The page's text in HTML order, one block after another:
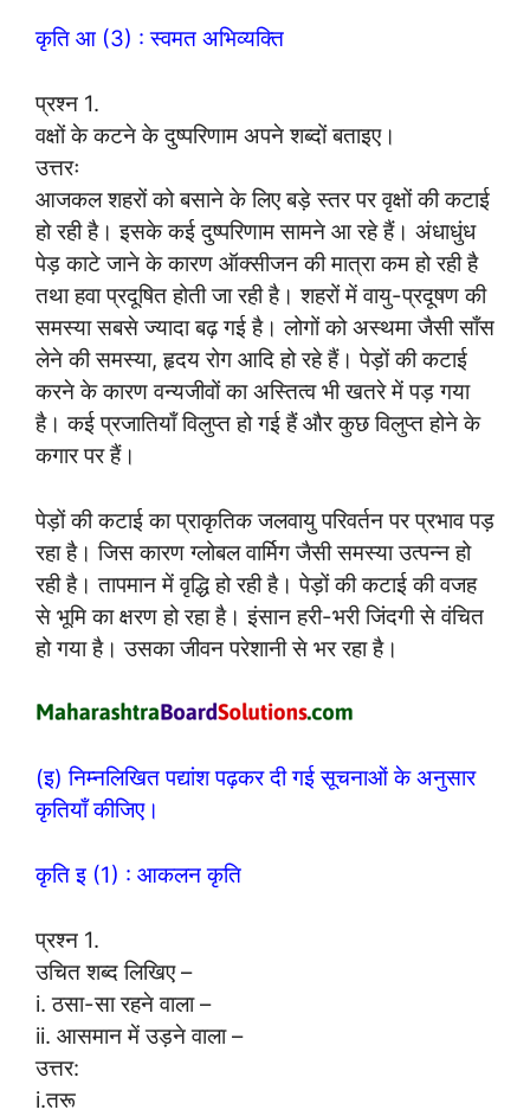
कृति आ (3) : स्वमत अभिव्यक्ति
प्रश्न 1.
वक्षों के कटने के दुष्परिणाम अपने शब्दों बताइए।
उत्तरः
आजकल शहरों को बसाने के लिए बड़े स्तर पर वृक्षों की कटाई
हो रही है। इसके कई दुष्परिणाम सामने आ रहे हैं। अंधाधुंध
पेड़ काटे जाने के कारण ऑक्सीजन की मात्रा कम हो रही है
तथा हवा प्रदूषित होती जा रही है। शहरों में वायु-प्रदूषण की
समस्या सबसे ज्यादा बढ़ गई है। लोगों को अस्थमा जैसी साँस
लेने की समस्या, हृदय रोग आदि हो रहे हैं। पेड़ों की कटाई
करने के कारण वन्यजीवों का अस्तित्व भी खतरे में पड़ गया
है। कई प्रजातियाँ विलुप्त हो गई हैं और कुछ विलुप्त होने के
कगार पर हैं।
पेड़ों की कटाई का प्राकृतिक जलवायु परिवर्तन पर प्रभाव पड़
रहा है। जिस कारण ग्लोबल वार्मिग जैसी समस्या उत्पन्न हो
रही है। तापमान में वृद्धि हो रही है। पेड़ों की कटाई की वजह
से भूमि का क्षरण हो रहा है। इंसान हरी-भरी जिंदगी से वंचित
हो गया है। उसका जीवन परेशानी से भर रहा है।
(इ) निम्नलिखित पद्यांश पढ़कर दी गई सूचनाओं के अनुसार
कृतियाँ कीजिए।
कृति इ (1) : आकलन कृति
प्रश्न 1.
उचित शब्द लिखिए –
i. ठसा-सा रहने वाला –
ii. आसमान में उड़ने वाला –
उत्तर:
i.तरू